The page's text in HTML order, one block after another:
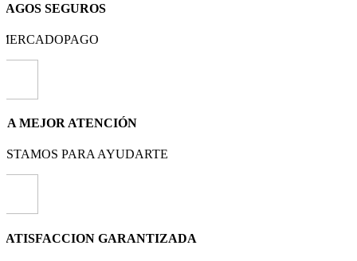
SEGUROS
MEJOR ATENCIÓN
PARA AYUDARTE
GARANTIZADA